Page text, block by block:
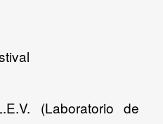
(Laboratorio de